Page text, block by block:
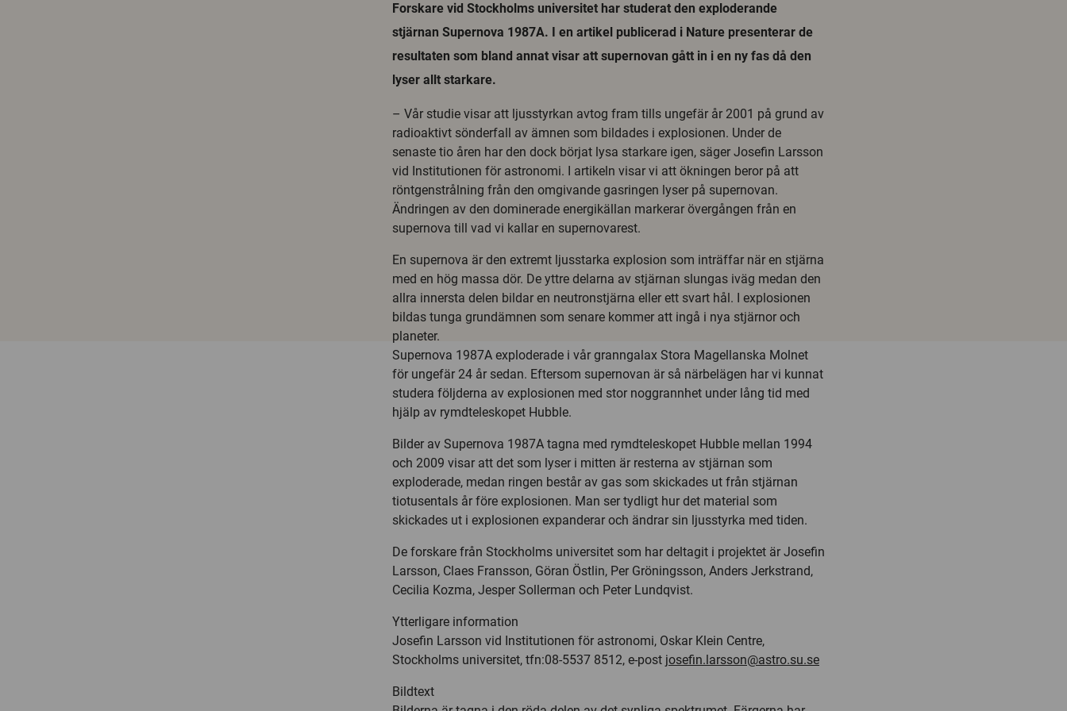
Forskare vid Stockholms universitet har studerat den exploderande
stjärnan Supernova 1987A. I en artikel publicerad i Nature presenterar de
resultaten som bland annat visar att supernovan gått in i en ny fas då den
lyser allt starkare.
– Vår studie visar att ljusstyrkan avtog fram tills ungefär år 2001 på grund av
radioaktivt sönderfall av ämnen som bildades i explosionen. Under de
senaste tio åren har den dock börjat lysa starkare igen, säger Josefin Larsson
vid Institutionen för astronomi. I artikeln visar vi att ökningen beror på att
röntgenstrålning från den omgivande gasringen lyser på supernovan.
Ändringen av den dominerade energikällan markerar övergången från en
supernova till vad vi kallar en supernovarest.
En supernova är den extremt ljusstarka explosion som inträffar när en stjärna
med en hög massa dör. De yttre delarna av stjärnan slungas iväg medan den
allra innersta delen bildar en neutronstjärna eller ett svart hål. I explosionen
bildas tunga grundämnen som senare kommer att ingå i nya stjärnor och
planeter.
Supernova 1987A exploderade i vår granngalax Stora Magellanska Molnet
för ungefär 24 år sedan. Eftersom supernovan är så närbelägen har vi kunnat
studera följderna av explosionen med stor noggrannhet under lång tid med
hjälp av rymdteleskopet Hubble.
Bilder av Supernova 1987A tagna med rymdteleskopet Hubble mellan 1994
och 2009 visar att det som lyser i mitten är resterna av stjärnan som
exploderade, medan ringen består av gas som skickades ut från stjärnan
tiotusentals år före explosionen. Man ser tydligt hur det material som
skickades ut i explosionen expanderar och ändrar sin ljusstyrka med tiden.
De forskare från Stockholms universitet som har deltagit i projektet är Josefin
Larsson, Claes Fransson, Göran Östlin, Per Gröningsson, Anders Jerkstrand,
Cecilia Kozma, Jesper Sollerman och Peter Lundqvist.
Ytterligare information
Josefin Larsson vid Institutionen för astronomi, Oskar Klein Centre,
Stockholms universitet, tfn:08-5537 8512, e-post josefin.larsson@astro.su.se
Bildtext